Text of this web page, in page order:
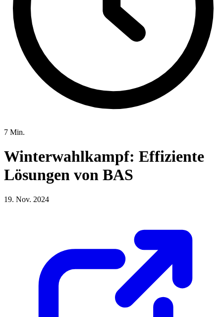
7 Min.
Winterwahlkampf: Effiziente
Lösungen von BAS
19. Nov. 2024